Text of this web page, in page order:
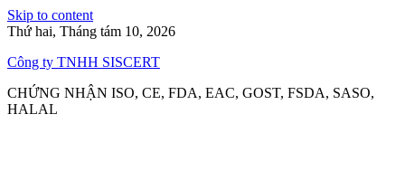
Skip to content
Thứ hai, Tháng tám 10, 2026
Công ty TNHH SISCERT
CHỨNG NHẬN ISO, CE, FDA, EAC, GOST, FSDA, SASO,
HALAL